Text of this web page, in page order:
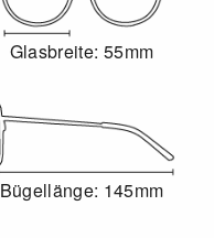
Glasbreite: 55mm
Bügellänge: 145mm